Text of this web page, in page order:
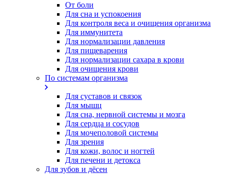
От боли
Для сна и успокоения
Для контроля веса и очищения организма
Для иммунитета
Для нормализации давления
Для пищеварения
Для нормализации сахара в крови
Для очищения крови
По системам организма
Для суставов и связок
Для мышц
Для сна, нервной системы и мозга
Для сердца и сосудов
Для мочеполовой системы
Для зрения
Для кожи, волос и ногтей
Для печени и детокса
Для зубов и дёсен